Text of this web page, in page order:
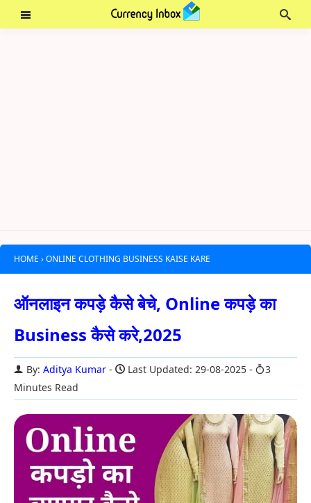
HOME › ONLINE CLOTHING BUSINESS KAISE KARE
ऑनलाइन कपड़े कैसे बेचे, Online कपड़े का
Business कैसे करे,2025
By: Aditya Kumar Last Updated: 29-08-2025
3
Minutes Read